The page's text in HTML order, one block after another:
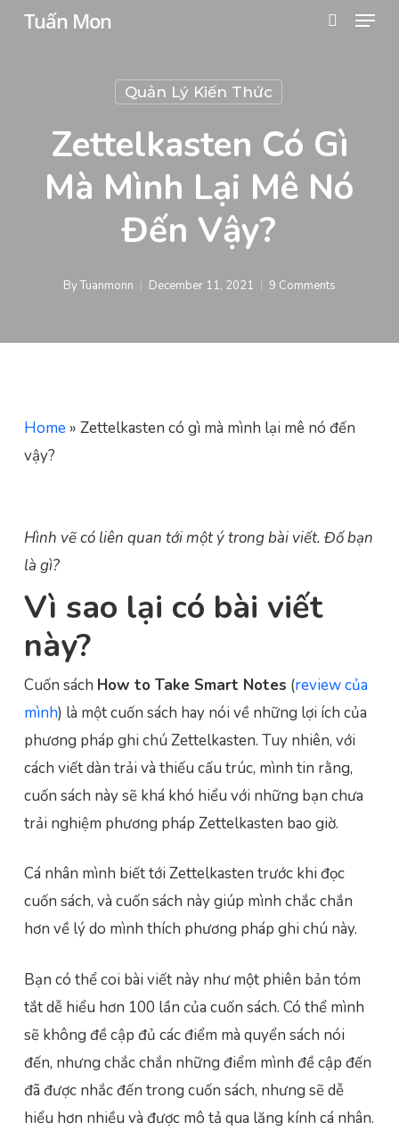
SkipTuấn Mon Menu
Quản Lý Kiến Thức
Zettelkasten Có Gì
Mà Mình Lại Mê Nó
Đến Vậy?
ByTuanmonn December 11, 2021 9 Comments
Home» Zettelkasten có gì mà mình lại mê nó đến
vậy?
Hình vẽ có liên quan tới một ý trong bài viết. Đố bạn
là gì?
Vì sao lại có bài viết
này?
Cuốn sách How to Take Smart Notes (review của
mình) là một cuốn sách hay nói về những lợi ích của
phương pháp ghi chú Zettelkasten. Tuy nhiên, với
cách viết dàn trải và thiếu cấu trúc, mình tin rằng,
cuốn sách này sẽ khá khó hiểu với những bạn chưa
trải nghiệm phương pháp Zettelkasten bao giờ.
Cá nhân mình biết tới Zettelkasten trước khi đọc
cuốn sách, và cuốn sách này giúp mình chắc chắn
hơn về lý do mình thích phương pháp ghi chú này.
Bạn có thể coi bài viết này như một phiên bản tóm
tắt dễ hiểu hơn 100 lần của cuốn sách. Có thể mình
sẽ không đề cập đủ các điểm mà quyển sách nói
đến, nhưng chắc chắn những điểm mình đề cập đến
đã được nhắc đến trong cuốn sách, nhưng sẽ dễ
hiểu hơn nhiều và được mô tả qua lăng kính cá nhân.